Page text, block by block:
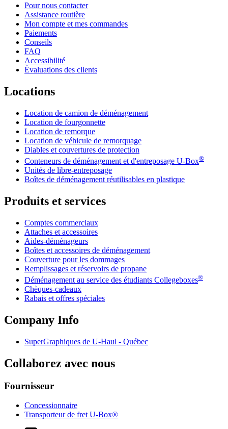
Pour nous contacter
Assistance routière
Mon compte et mes commandes
Paiements
Conseils
FAQ
Accessibilité
Évaluations des clients
Locations
Location de camion de déménagement
Location de fourgonnette
Location de remorque
Location de véhicule de remorquage
Diables et couvertures de protection
Conteneurs de déménagement et d'entreposage U-Box®
Unités de libre-entreposage
Boîtes de déménagement réutilisables en plastique
Produits et services
Comptes commerciaux
Attaches et accessoires
Aides-déménageurs
Boîtes et accessoires de déménagement
Couverture pour les dommages
Remplissages et réservoirs de propane
Déménagement au service des étudiants Collegeboxes®
Chèques-cadeaux
Rabais et offres spéciales
Company Info
SuperGraphiques de U-Haul - Québec
Collaborez avec nous
Fournisseur
Concessionnaire
Transporteur de fret U-Box®